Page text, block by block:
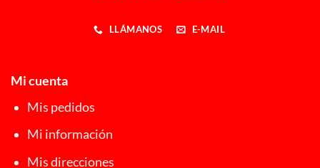
LLÁMANOS E-MAIL
Mi cuenta
Mis pedidos
Mi información
Mis direcciones